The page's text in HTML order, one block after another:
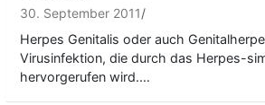
30. September 2011
Herpes Genitalis oder auch
Virusinfektion, die durch das Herpes-
hervorgerufen wird.…